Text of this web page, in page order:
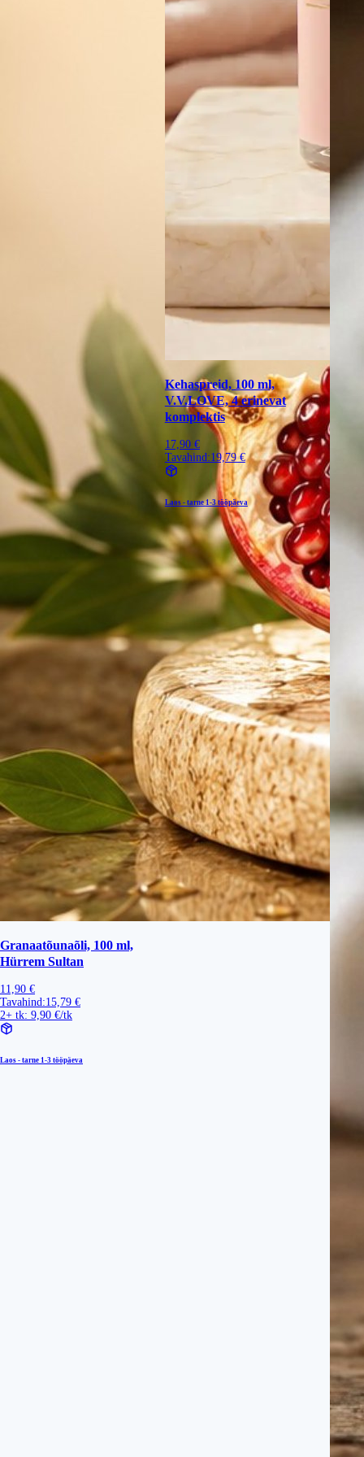
Granaatõunaõli, 100 ml,
Hürrem Sultan
11,90 €
Tavahind:15,79 €
2+ tk: 9,90 €/tk
Laos - tarne 1-3 tööpäeva
Kehaspreid, 100 ml,
V.V.LOVE, 4 erinevat
komplektis
17,90 €
Tavahind:19,79 €
Laos - tarne1-3 tööpäeva